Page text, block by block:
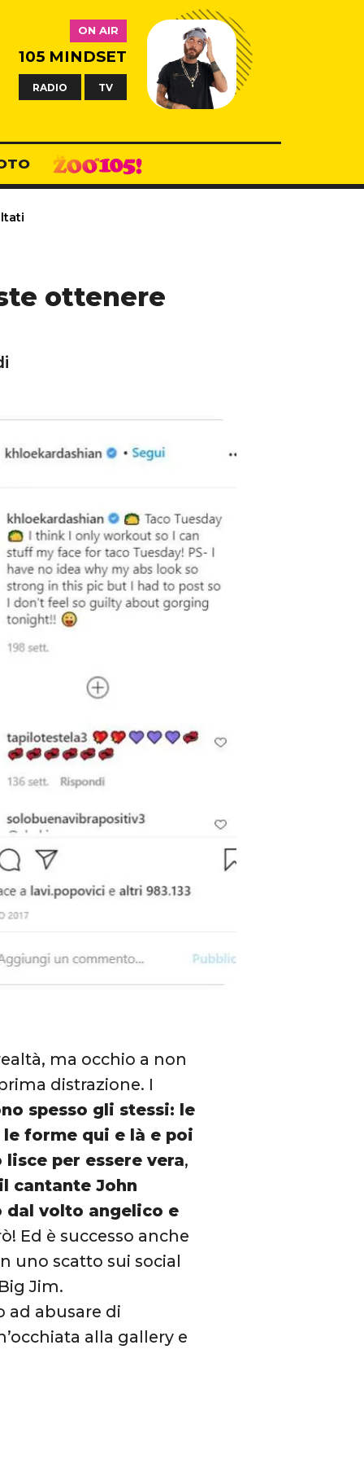
ON AIR
105 MINDSET
RADIO TV
ottenere
ma occhio a non
distrazione. I
spesso gli stessi: le
forme qui e là e poi
per essere vera,
il cantante John
dal volto angelico e
Ed è successo anche
uno scatto sui social
Jim.
ad abusare di
alla gallery e